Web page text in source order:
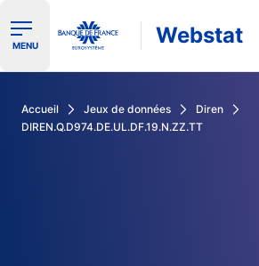
Ouvrir le menu de navigation
MENU Webstat
Accueil Jeux de données
Diren
DIREN.Q.D974.DE.UL.DF.19.N.ZZ.TT